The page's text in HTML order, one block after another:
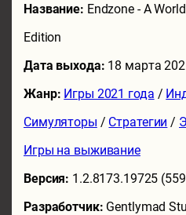
Название: Endzone - A
Edition
Дата выхода: 18 марта
Жанр: Игры 2021 года /
Симуляторы / Стратегии /
Игры на выживание
Версия: 1.2.8173.19725
Разработчик: Gentlymad